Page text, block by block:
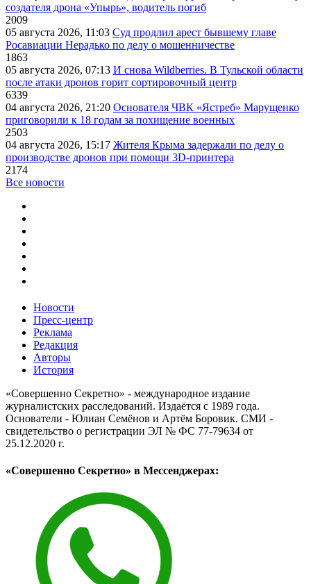
создателя дрона «Упырь», водитель погиб
2009
05 августа 2026, 11:03 Суд продлил арест бывшему главе
Росавиации Нерадько по делу о мошенничестве
1863
05 августа 2026, 07:13 И снова Wildberries. В Тульской области
после атаки дронов горит сортировочный центр
6339
04 августа 2026, 21:20 Основателя ЧВК «Ястреб» Марущенко
приговорили к 18 годам за похищение военных
2503
04 августа 2026, 15:17 Жителя Крыма задержали по делу о
производстве дронов при помощи 3D‑принтера
2174
Все новости
Новости
Пресс-центр
Реклама
Редакция
Авторы
История
«Совершенно Секретно» - международное издание
журналистских расследований. Издаётся с 1989 года.
Основатели - Юлиан Семёнов и Артём Боровик. CМИ -
свидетельство о регистрации ЭЛ № ФС 77-79634 от
25.12.2020 г.
«Совершенно Секретно» в Мессенджерах: